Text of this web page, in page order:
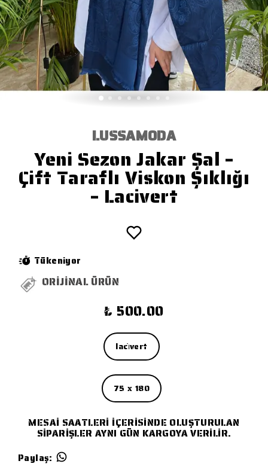
LUSSAMODA
Yeni Sezon Jakar Şal –
Çift Taraflı Viskon Şıklığı
– Lacivert
Tükeniyor
ORİJİNAL ÜRÜN
₺ 500.00
laci̇vert
75 x 180
MESAİ SAATLERİ İÇERİSİNDE OLUŞTURULAN
SİPARİŞLER AYNI GÜN KARGOYA VERİLİR.
Paylaş: